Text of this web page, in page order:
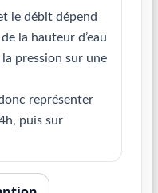
le débit dépend
la hauteur d’eau
pression sur une
représenter
puis sur